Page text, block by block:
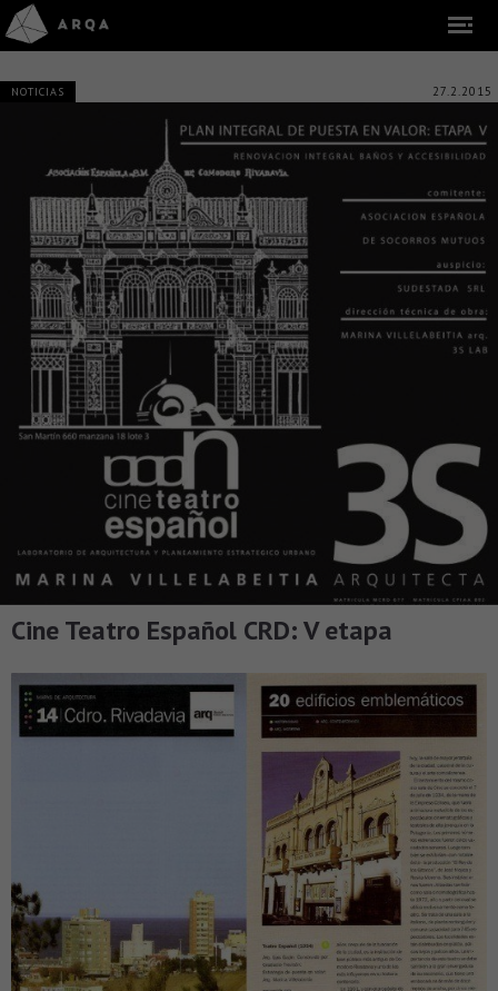
NOTICIAS 27.2.2015
Cine Teatro Español CRD: V etapa